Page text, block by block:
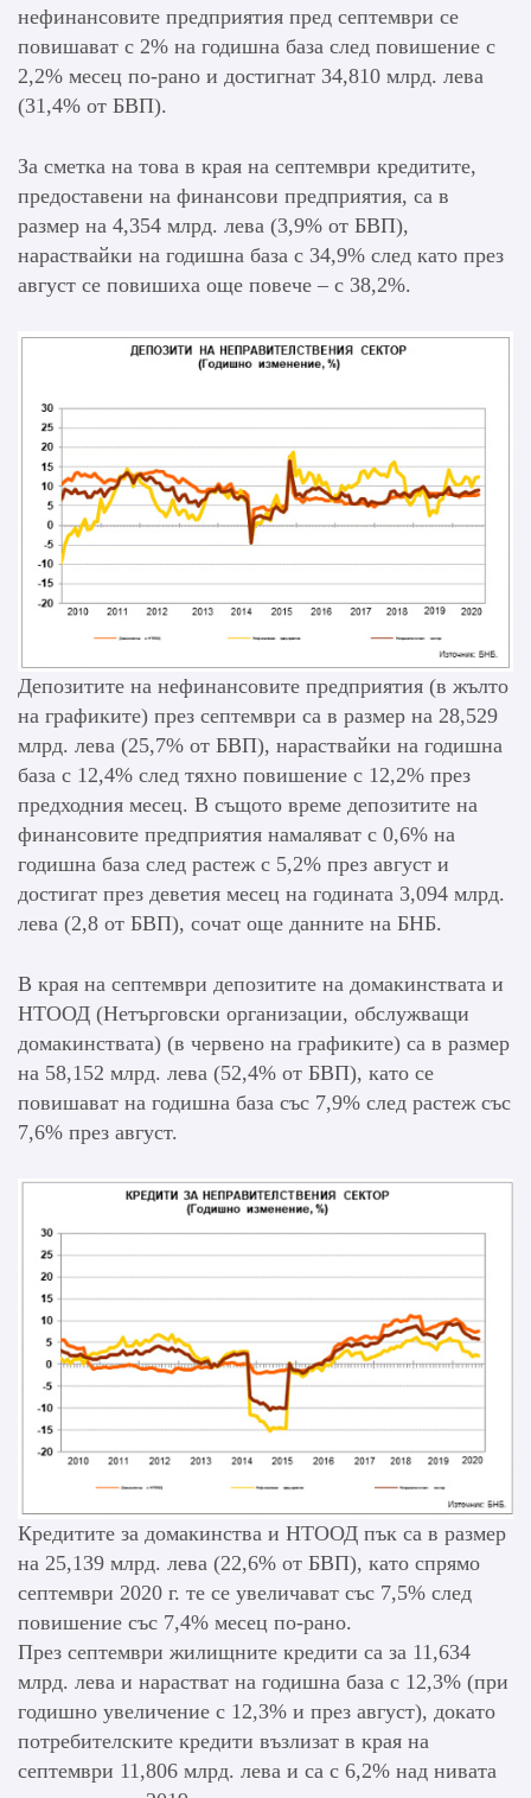
нефинансовите предприятия пред септември се
повишават с 2% на годишна база след повишение с
2,2% месец по-рано и достигнат 34,810 млрд. лева
(31,4% от БВП).
За сметка на това в края на септември кредитите,
предоставени на финансови предприятия, са в
размер на 4,354 млрд. лева (3,9% от БВП),
нараствайки на годишна база с 34,9% след като през
август се повишиха още повече – с 38,2%.
Депозитите на нефинансовите предприятия (в жълто
на графиките) през септември са в размер на 28,529
млрд. лева (25,7% от БВП), нараствайки на годишна
база с 12,4% след тяхно повишение с 12,2% през
предходния месец. В същото време депозитите на
финансовите предприятия намаляват с 0,6% на
годишна база след растеж с 5,2% през август и
достигат през деветия месец на годината 3,094 млрд.
лева (2,8 от БВП), сочат още данните на БНБ.
В края на септември депозитите на домакинствата и
НТООД (Нетърговски организации, обслужващи
домакинствата) (в червено на графиките) са в размер
на 58,152 млрд. лева (52,4% от БВП), като се
повишават на годишна база със 7,9% след растеж със
7,6% през август.
Кредитите за домакинства и НТООД пък са в размер
на 25,139 млрд. лева (22,6% от БВП), като спрямо
септември 2020 г. те се увеличават със 7,5% след
повишение със 7,4% месец по-рано.
През септември жилищните кредити са за 11,634
млрд. лева и нарастват на годишна база с 12,3% (при
годишно увеличение с 12,3% и през август), докато
потребителските кредити възлизат в края на
септември 11,806 млрд. лева и са с 6,2% над нивата